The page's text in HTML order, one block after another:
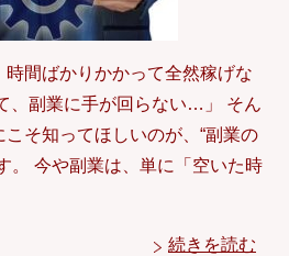
時間ばかりかかって全然稼げな
、副業に手が回らない…」 そん
そ知ってほしいのが、“副業の
。 今や副業は、単に「空いた時
続きを読む